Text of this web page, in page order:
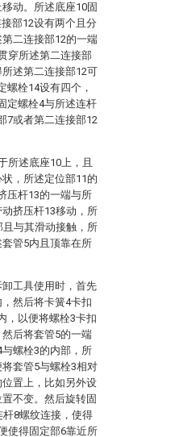
动。所述底座10固
部12设有两个且分
二连接部12的一端
穿所述第二连接部
述第二连接部12可
螺栓14设有四个，
定螺栓4与所述连杆
7或者第二连接部12
所述底座10上，且
，所述定位部11的
压杆13的一端与所
挤压杆13移动，所
与其滑动接触，所
管5内且顶靠在所
工具使用时，首先
然后将卡簧4卡扣
，以便将螺栓3卡扣
后将套管5的一端
螺栓3的内部，所
套管5与螺栓3相对
置上，比如另外设
不变。然后旋转固
8螺纹连接，使得
使得固定部6靠近所